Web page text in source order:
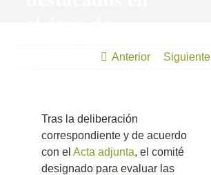
Química yAnterior Siguiente
Tras la deliberación
correspondiente y de acuerdo
con el Acta adjunta, el comité
designado para evaluar las